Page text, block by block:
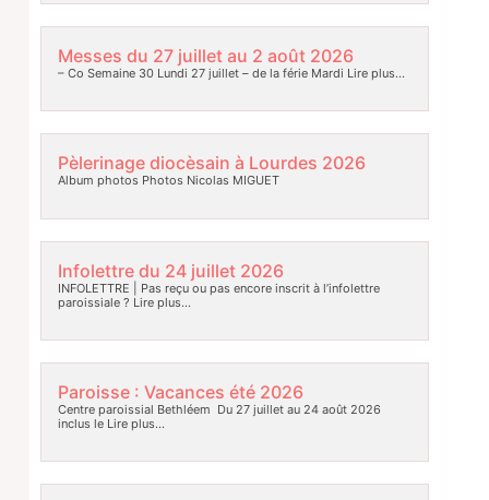
Messes du 27 juillet au 2 août 2026
– Co Semaine 30 Lundi 27 juillet – de la férie Mardi Lire plus…
Pèlerinage diocèsain à Lourdes 2026
Album photos Photos Nicolas MIGUET
Infolettre du 24 juillet 2026
INFOLETTRE | Pas reçu ou pas encore inscrit à l’infolettre
paroissiale ? Lire plus…
Paroisse : Vacances été 2026
Centre paroissial Bethléem Du 27 juillet au 24 août 2026
inclus leLire plus…